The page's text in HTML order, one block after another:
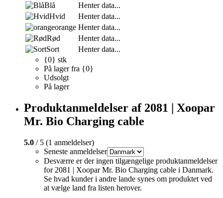
Blå
Henter data...
Hvid
Henter data...
orange Henter data...
Rød
Henter data...
Sort
Henter data...
{0} stk
På lager fra {0}
Udsolgt
På lager
Produktanmeldelser af 2081 | Xoopar
Mr. Bio Charging cable
5.0 / 5 (1 anmeldelser)
Seneste anmeldelser
Desværre er der ingen tilgængelige produktanmeldelser
for 2081 | Xoopar Mr. Bio Charging cable i Danmark.
Se hvad kunder i andre lande synes om produktet ved
at vælge land fra listen herover.